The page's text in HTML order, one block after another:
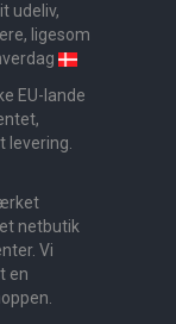
udeliv,
ligesom
EU-lande
levering.
netbutik
Vi
en